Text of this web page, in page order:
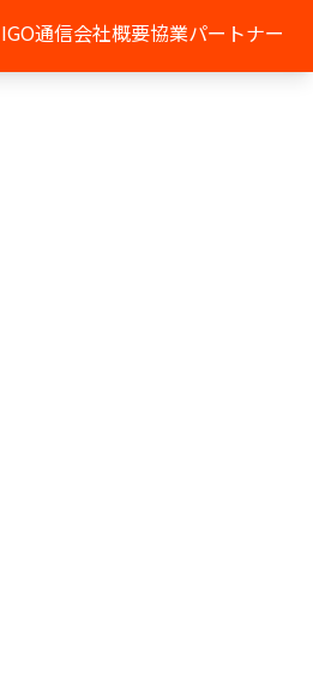
通信会社概要協業パートナー